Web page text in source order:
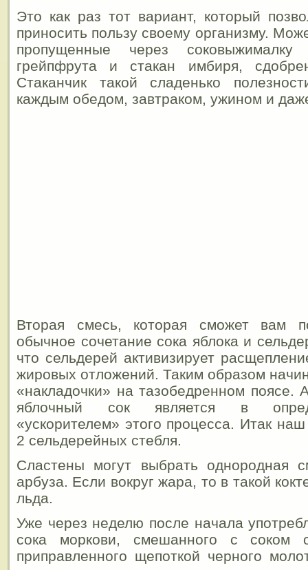
Это как раз тот вариант, который
приносить пользу своему организму.
пропущенные через
грейпфрута и стакан имбиря,
Стаканчик такой сладенько
каждым обедом, завтраком, ужином и
Вторая смесь, которая сможет вам
обычное сочетание сока яблока и
что сельдерей активизирует
жировых отложений. Таким образом
«накладочки» на тазобедренном поясе.
яблочный сок является в
«ускорителем» этого процесса. Итак
2 сельдерейных стебля.
Сластены могут выбрать однородная
арбуза. Если вокруг жара, то в такой
льда.
Уже через неделю после начала
сока моркови, смешанного с соком
приправленного щепоткой черного